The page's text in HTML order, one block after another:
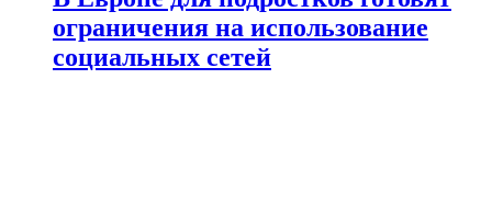
ограничения на использование
социальных сетей